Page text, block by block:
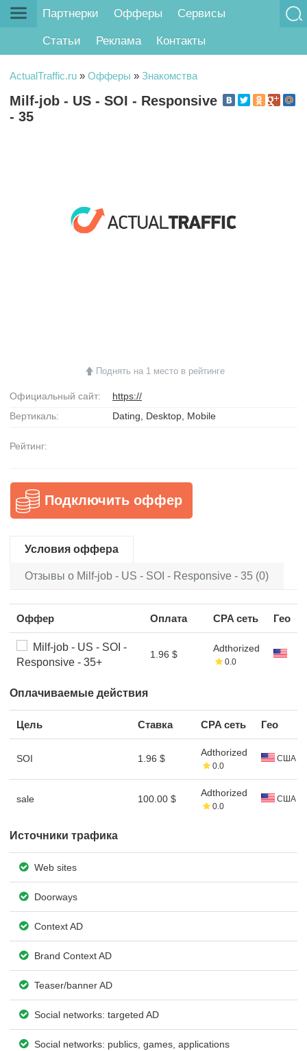
Партнерки Офферы Сервисы
Статьи Реклама Контакты
ActualTraffic.ru » Офферы » Знакомства
Milf-job - US - SOI - Responsive
- 35
Поднять на 1 место в рейтинге
Официальный сайт:
https://
Вертикаль:
Dating, Desktop, Mobile
Рейтинг:
Подключить оффер
Условия оффера
Отзывы о Milf-job - US - SOI - Responsive - 35 (0)
Оффер Оплата CPA сеть Гео
Milf-job - US - SOI -
Responsive - 35+
1.96 $
Adthorized
0.0
Оплачиваемые действия
Цель Ставка CPA сеть Гео
SOI 1.96 $
Adthorized
0.0
США
sale 100.00 $
Adthorized
0.0
США
Источники трафика
Web sites
Doorways
Context AD
Brand Context AD
Teaser/banner AD
Social networks: targeted AD
Social networks: publics, games, applications